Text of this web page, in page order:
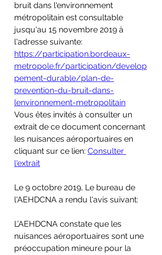
bruit dans l'environnement
métropolitain est consultable
jusqu'au 15 novembre 2019 à
l'adresse suivante:
https://participation.bordeaux-
metropole.fr/participation/develop
pement-durable/plan-de-
prevention-du-bruit-dans-
lenvironnement-metropolitain
Vous êtes invités à consulter un
extrait de ce document concernant
les nuisances aéroportuaires en
cliquant sur ce lien: Consulter
l'extrait
Le 9 octobre 2019, Le bureau de
l'AEHDCNA a rendu l'avis suivant:
L’AEHDCNA constate que les
nuisances aéroportuaires sont une
préoccupation mineure pour la